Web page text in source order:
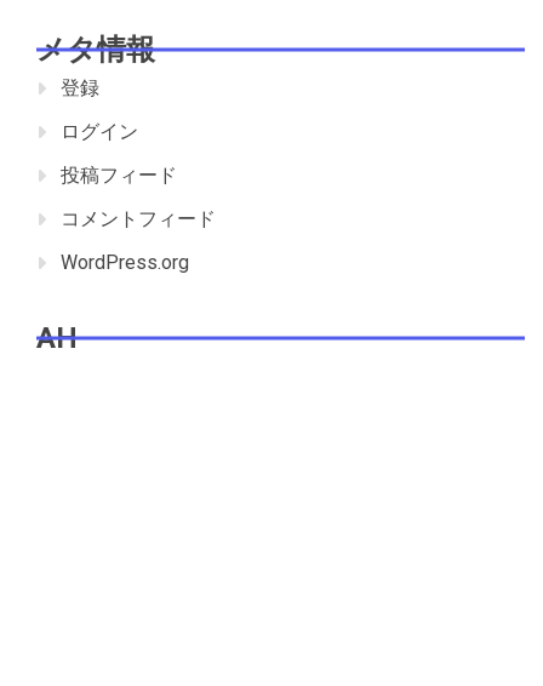
メタ情報
登録
ログイン
投稿フィード
コメントフィード
WordPress.org
AH